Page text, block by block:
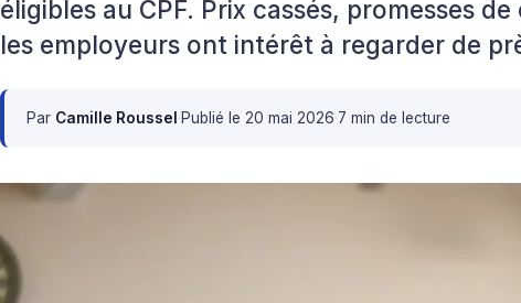
éligibles au CPF. Prix cassés, promesses
les employeurs ont intérêt à regarder de
Par Camille Roussel ·Publié le 20 mai 2026·7 min de lecture